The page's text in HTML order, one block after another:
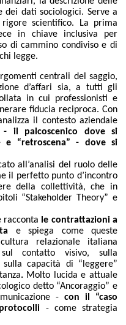
dei dati sociologici. Serve a
scientifico. La prima
in chiave inclusiva per
di cammino condiviso e di
legge.
centrali del saggio,
d’affari sia, a tutti gli
in cui professionisti e
fiducia reciproca. Con
il contesto aziendale
- il palcoscenico dove si
“retroscena” - dove si
all’analisi del ruolo delle
il perfetto punto d’incontro
della collettività, che in
“Stakeholder Theory” e
racconta le contrattazioni a
e spiega come queste
relazionale italiana
sul contatto visivo, sulla
capacità di “leggere”
. Molto lucida e attuale
detto “Ancoraggio” e
- con il “caso
- come strategia